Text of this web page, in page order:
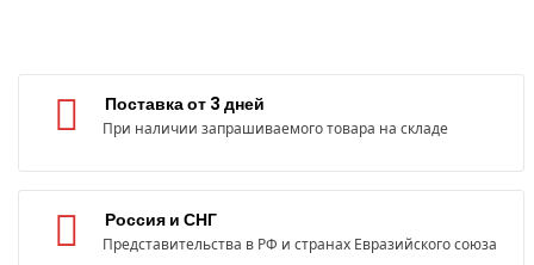
Поставка от 3 дней
При наличии запрашиваемого товара на складе
Россия и СНГ
Представительства в РФ и странах Евразийского союза